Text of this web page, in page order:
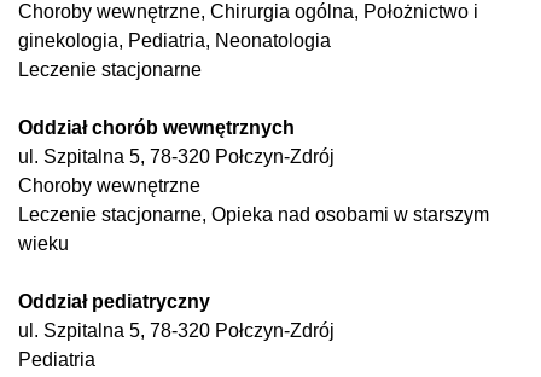
Choroby wewnętrzne, Chirurgia ogólna, Położnictwo i
ginekologia, Pediatria, Neonatologia
Leczenie stacjonarne
Oddział chorób wewnętrznych
ul. Szpitalna 5, 78-320 Połczyn-Zdrój
Choroby wewnętrzne
Leczenie stacjonarne, Opieka nad osobami w starszym
wieku
Oddział pediatryczny
ul. Szpitalna 5, 78-320 Połczyn-Zdrój
Pediatria